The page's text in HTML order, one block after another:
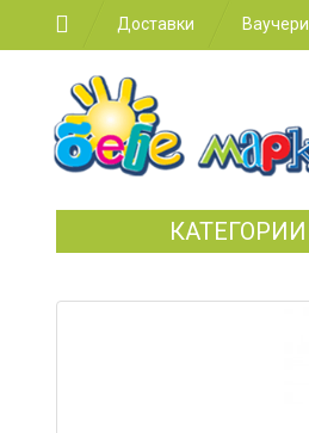
Доставки
КАТЕГОРИИ